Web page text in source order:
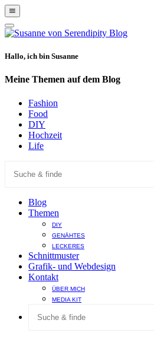
Show
Offscreen
Content
Hide
Offscreen
Hallo, ich bin Susanne
Meine Themen auf dem Blog
Fashion
Food
DIY
Hochzeit
Life
Blog
Themen
DIY
GENÄHTES
LECKERES
Schnittmuster
Grafik- und Webdesign
Kontakt
ÜBER MICH
MEDIA KIT